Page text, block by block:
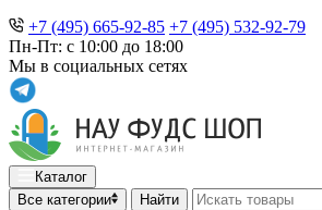
+7 (495) 665-92-85 +7 (495) 532-92-79
Пн-Пт: с 10:00 до 18:00
Мы в социальных сетях
Каталог
Все категории
Найти